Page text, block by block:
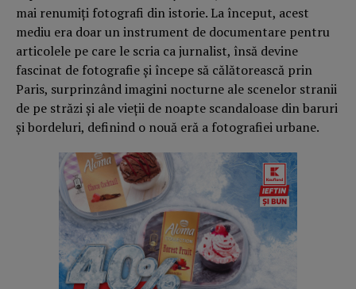
mai renumiți fotografi din istorie. La început, acest
mediu era doar un instrument de documentare pentru
articolele pe care le scria ca jurnalist, însă devine
fascinat de fotografie și începe să călătorească prin
Paris, surprinzând imagini nocturne ale scenelor stranii
de pe străzi și ale vieții de noapte scandaloase din baruri
și bordeluri, definind o nouă eră a fotografiei urbane.